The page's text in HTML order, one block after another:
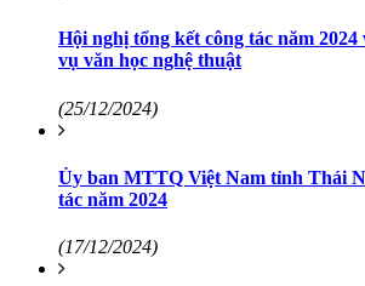
Hội nghị tổng kết công tác năm
vụ văn học nghệ thuật
(25/12/2024)
Ủy ban MTTQ Việt Nam tỉnh Thái
tác năm 2024
(17/12/2024)